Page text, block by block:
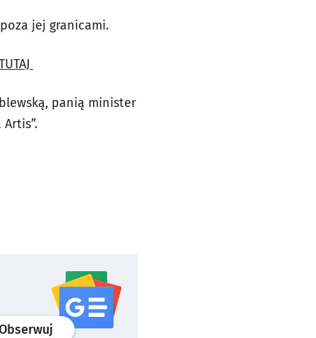
jej granicami.
panią minister
profilgoogle news